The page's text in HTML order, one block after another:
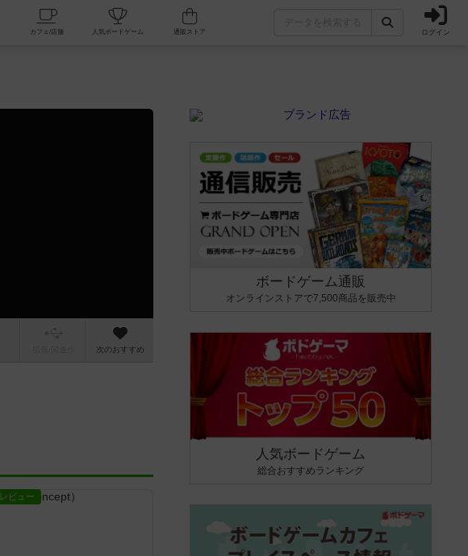
掲示板一覧 カフェ/店舗 人気ボードゲーム ログイン
次のおすすめ
レビュー
ボードゲーム通販
オンラインストアで7,500商品を販売中
人気ボードゲーム
総合おすすめランキング